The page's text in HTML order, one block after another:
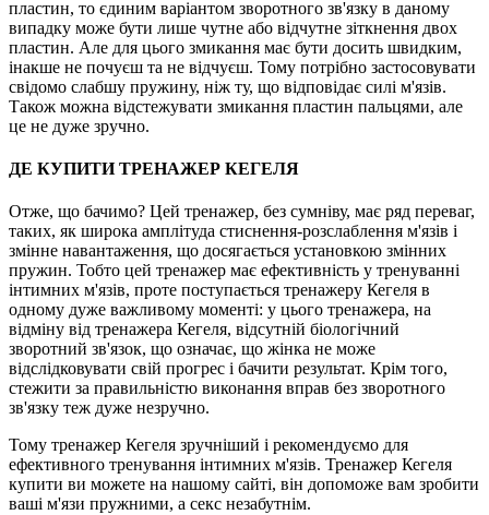
пластин, то єдиним варіантом зворотного зв'язку в даному
випадку може бути лише чутне або відчутне зіткнення двох
пластин. Але для цього змикання має бути досить швидким,
інакше не почуєш та не відчуєш. Тому потрібно застосовувати
свідомо слабшу пружину, ніж ту, що відповідає силі м'язів.
Також можна відстежувати змикання пластин пальцями, але
це не дуже зручно.
ДЕ КУПИТИ ТРЕНАЖЕР КЕГЕЛЯ
Отже, що бачимо? Цей тренажер, без сумніву, має ряд переваг,
таких, як широка амплітуда стиснення-розслаблення м'язів і
змінне навантаження, що досягається установкою змінних
пружин. Тобто цей тренажер має ефективність у тренуванні
інтимних м'язів, проте поступається тренажеру Кегеля в
одному дуже важливому моменті: у цього тренажера, на
відміну від тренажера Кегеля, відсутній біологічний
зворотний зв'язок, що означає, що жінка не може
відслідковувати свій прогрес і бачити результат. Крім того,
стежити за правильністю виконання вправ без зворотного
зв'язку теж дуже незручно.
Тому тренажер Кегеля зручніший і рекомендуємо для
ефективного тренування інтимних м'язів. Тренажер Кегеля
купити ви можете на нашому сайті, він допоможе вам зробити
ваші м'язи пружними, а секс незабутнім.